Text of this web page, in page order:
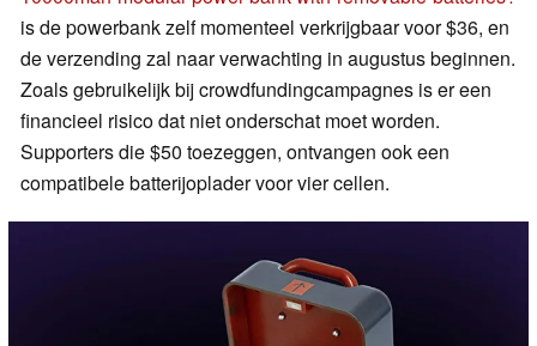
is de powerbank zelf momenteel verkrijgbaar voor $36, en
de verzending zal naar verwachting in augustus beginnen.
Zoals gebruikelijk bij crowdfundingcampagnes is er een
financieel risico dat niet onderschat moet worden.
Supporters die $50 toezeggen, ontvangen ook een
compatibele batterijoplader voor vier cellen.